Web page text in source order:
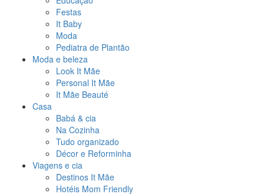
Festas
It Baby
Moda
Pediatra de Plantão
Moda e beleza
Look It Mãe
Personal It Mãe
It Mãe Beauté
Casa
Babá & cia
Na Cozinha
Tudo organizado
Décor e Reforminha
Viagens e cia
Destinos It Mãe
Hotéis Mom Friendly